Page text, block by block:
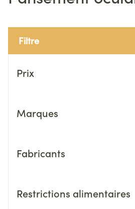
Filtre
Prix
Marques
Fabricants
Restrictions alimentaires